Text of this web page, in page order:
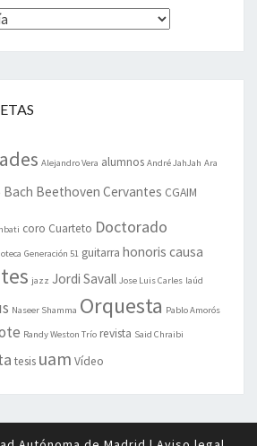
Alejandro Vera alumnos André JahJah Ara
Bach Beethoven Cervantes CGAIM
coro Cuarteto Doctorado
Generación 51 guitarra honoris causa
jazz Jordi Savall Jose Luis Carles laúd
Naseer Shamma Orquesta Pablo Amorós
Randy Weston Trío revista Said Chraibi
tesis uam Vídeo